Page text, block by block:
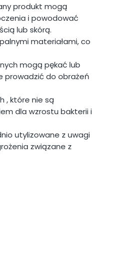
produkt mogą
i powodować
lub skórą.
materiałami, co
mogą pękać lub
prowadzić do obrażeń
, które nie są
dla wzrostu bakterii i
utylizowane z uwagi
związane z